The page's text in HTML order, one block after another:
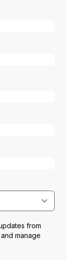
from
manage